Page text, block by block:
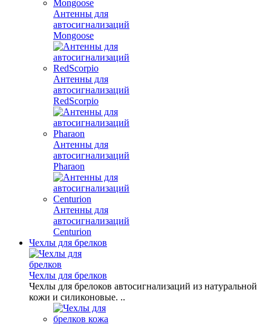
Антенны для
автосигнализаций
Mongoose
Антенны для
автосигнализаций
RedScorpio
Антенны для
автосигнализаций
Pharaon
Антенны для
автосигнализаций
Centurion
Чехлы для брелков
Чехлы для брелков
Чехлы для брелоков автосигнализаций из натуральной
кожи и силиконовые. ..